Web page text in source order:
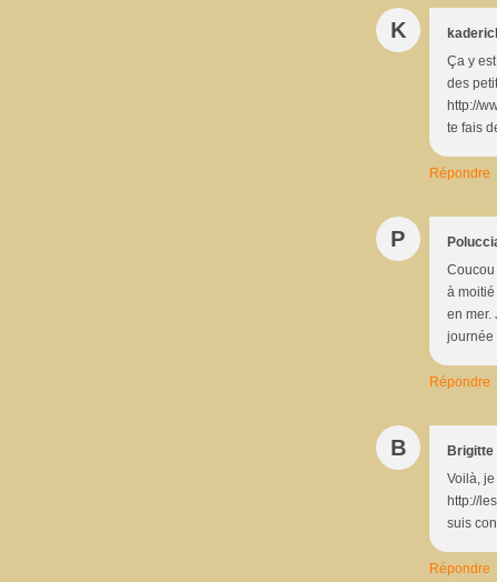
K
Ça y
des
http://
te fais
Répondre
P
Coucou
à
en mer.
journée
Répondre
B
Brigitte
Voilà,
http://
suis
Répondre